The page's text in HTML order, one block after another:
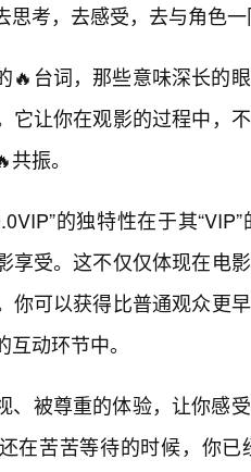
考，去感受，去与角色一
🔥台词，那些意味深长的
它让你在观影的过程中，
振。
的独特性在于其
享受。这不仅仅体现在电
你可以获得比普通观众更
动环节中。
、被尊重的体验，让你感
在苦苦等待的时候，你